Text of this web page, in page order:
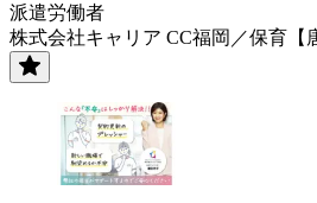
派遣労働者
株式会社キャリア CC福岡／保育【